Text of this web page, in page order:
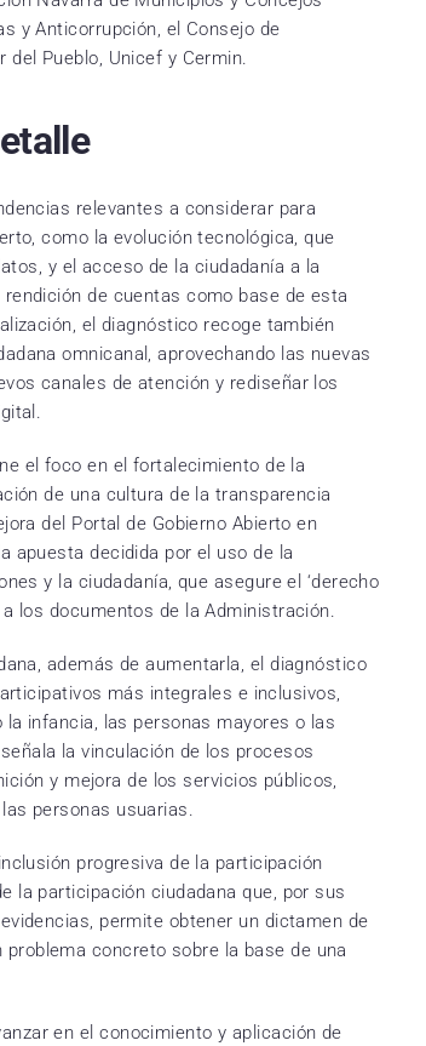
y Anticorrupción, el Consejo de
Pueblo, Unicef y Cermin.
relevantes a considerar para
como la evolución tecnológica, que
y el acceso de la ciudadanía a la
de cuentas como base de esta
el diagnóstico recoge también
omnicanal, aprovechando las nuevas
canales de atención y rediseñar los
el foco en el fortalecimiento de la
de una cultura de la transparencia
del Portal de Gobierno Abierto en
apuesta decidida por el uso de la
y la ciudadanía, que asegure el ‘derecho
los documentos de la Administración.
además de aumentarla, el diagnóstico
más integrales e inclusivos,
infancia, las personas mayores o las
la vinculación de los procesos
y mejora de los servicios públicos,
personas usuarias.
progresiva de la participación
la participación ciudadana que, por sus
permite obtener un dictamen de
concreto sobre la base de una
en el conocimiento y aplicación de